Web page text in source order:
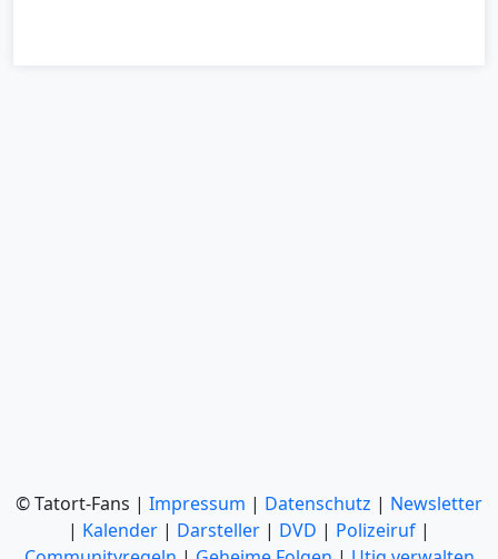
© Tatort-Fans | Impressum | Datenschutz | Newsletter
| Kalender | Darsteller | DVD | Polizeiruf |